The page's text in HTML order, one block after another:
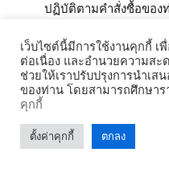
ปฏิบัติตามคำสั่งซื้อของ
วิจัยและวิเคราะห์ทางก
พอใจของท่าน และวัตถุ
ฉบับนี้ ซึ่งบุคคลภายนอ
1) ลูกจ้างและผู้รั
เว็บไซต์นี้มีการใช้งานคุกกี้ เ
ต่อเนื่อง และอำนวยความสะ
ช่วยให้เราปรับปรุงการนำเ
ของท่าน โดยสามารถศึกษาร
คุกกี้
ตั้งค่าคุกกี้ ตกลง